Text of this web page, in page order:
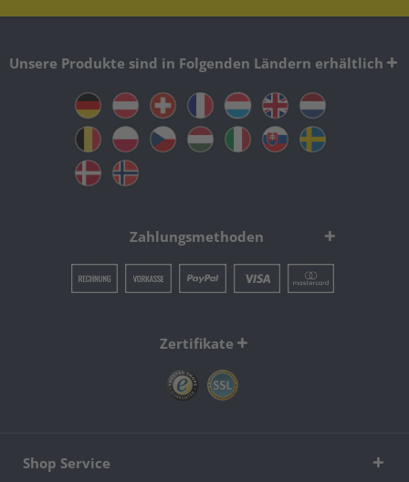
Unsere Produkte sind in Folgenden Ländern erhältlich
Zahlungsmethoden
Zertifikate
Shop Service